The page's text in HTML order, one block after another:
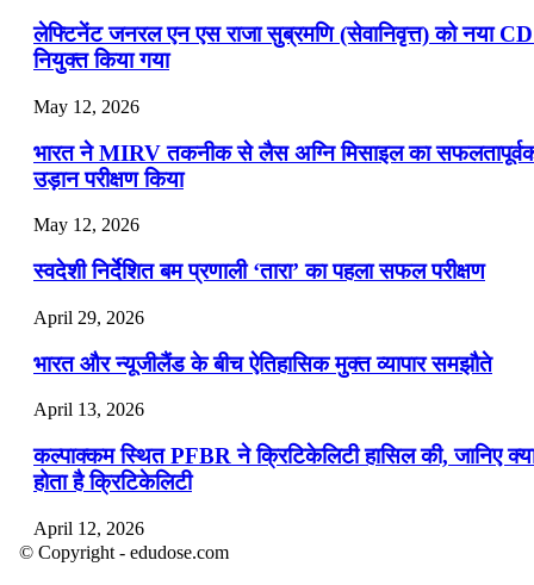
लेफ्टिनेंट जनरल एन एस राजा सुब्रमणि (सेवानिवृत्त) को नया
नियुक्त किया गया
May 12, 2026
भारत ने MIRV तकनीक से लैस अग्नि मिसाइल का
उड़ान परीक्षण किया
May 12, 2026
स्वदेशी निर्देशित बम प्रणाली ‘तारा’ का पहला सफल परीक्षण
April 29, 2026
भारत और न्यूजीलैंड के बीच ऐतिहासिक मुक्त व्यापार समझौते
April 13, 2026
कल्पाक्कम स्थित PFBR ने क्रिटिकेलिटी हासिल की, जानिए
होता है क्रिटिकेलिटी
April 12, 2026
© Copyright - edudose.com